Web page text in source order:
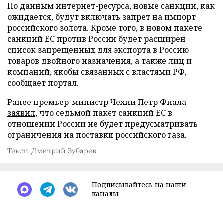
По данным интернет-ресурса, новые санкции, как
ожидается, будут включать запрет на импорт
российского золота. Кроме того, в новом пакете
санкций ЕС против России будет расширен
список запрещенных для экспорта в Россию
товаров двойного назначения, а также лиц и
компаний, якобы связанных с властями РФ,
сообщает портал.
Ранее премьер-министр Чехии Петр Фиала
заявил, что седьмой пакет санкций ЕС в
отношении России не будет предусматривать
ограничения на поставки российского газа.
Текст: Дмитрий Зубарев
Подписывайтесь на наши
каналы